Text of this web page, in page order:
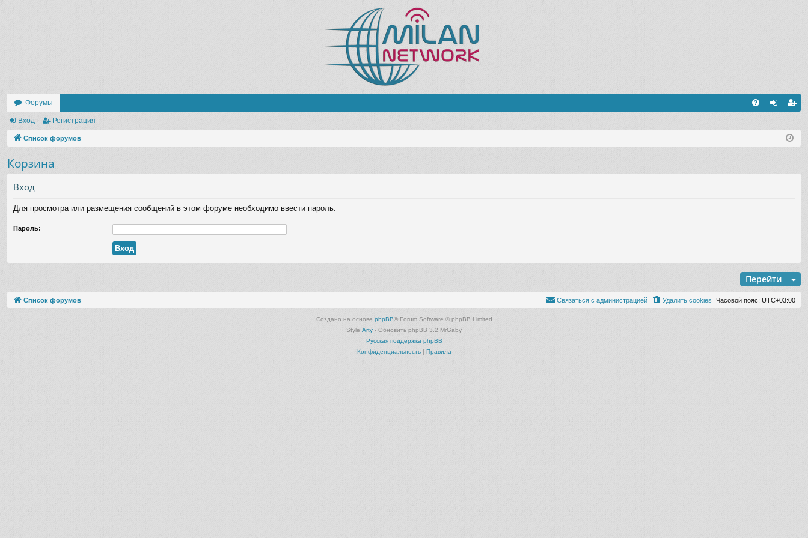
Форумы
ис
ац
Вход Регистрация
Список форумов
Корзина
Вход
Для просмотра или размещения сообщений в этом форуме необходимо ввести пароль.
Пароль:
Перейти
Список форумов Часовой пояс: UTC+03:00
Удалить cookies
Связаться с администрацией
Создано на основе phpBB® Forum Software © phpBB Limited
Style Arty - Обновить phpBB 3.2 MrGaby
Русская поддержка phpBB
Конфиденциальность| Правила